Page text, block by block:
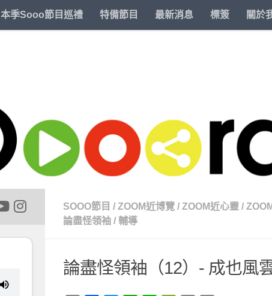
本季Sooo節目巡禮 特備節目 最新消息 標簽 關於
SOOO節目 / ZOOM近博覽 / ZOOM近心靈 /
論盡怪領袖 / 輔導
論盡怪領袖（12）- 成也